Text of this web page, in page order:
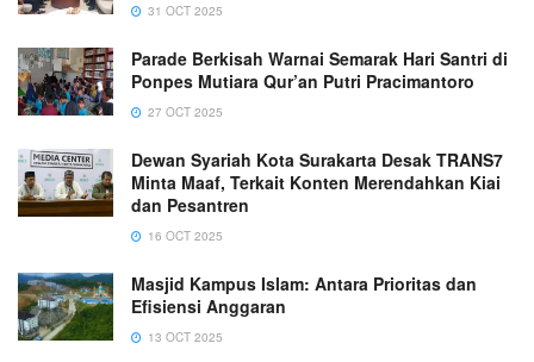
31 OCT 2025
Parade Berkisah Warnai Semarak Hari Santri di
Ponpes Mutiara Qur’an Putri Pracimantoro
27 OCT 2025
Dewan Syariah Kota Surakarta Desak TRANS7
Minta Maaf, Terkait Konten Merendahkan Kiai
dan Pesantren
16 OCT 2025
Masjid Kampus Islam: Antara Prioritas dan
Efisiensi Anggaran
13 OCT 2025